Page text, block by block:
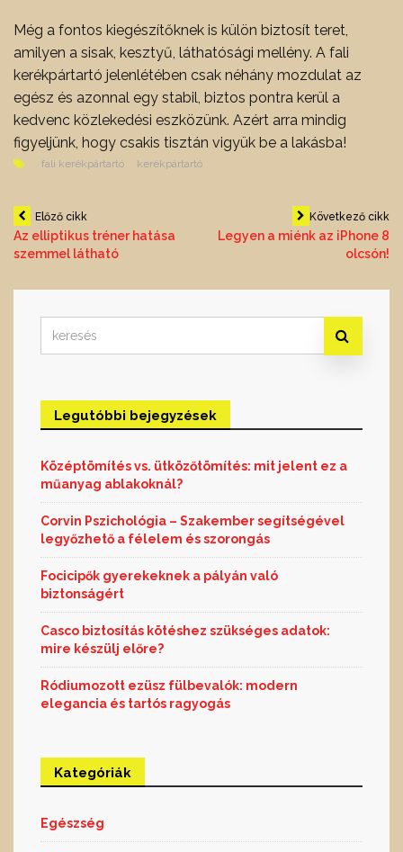
Még a fontos kiegészítőknek is külön biztosít teret,
amilyen a sisak, kesztyű, láthatósági mellény. A fali
kerékpártartó jelenlétében csak néhány mozdulat az
egész és azonnal egy stabil, biztos pontra kerül a
kedvenc közlekedési eszközünk. Azért arra mindig
figyeljünk, hogy csakis tisztán vigyük be a lakásba!
fali kerékpártartó kerékpártartó
Bejegyzés
navigáció
Előző cikk
Az elliptikus tréner hatása
szemmel látható
Következő cikk
Legyen a miénk az iPhone 8
olcsón!
for:
Legutóbbi bejegyzések
Középtömítés vs. ütközőtömítés: mit jelent ez a
műanyag ablakoknál?
Corvin Pszichológia – Szakember segítségével
legyőzhető a félelem és szorongás
Focicipők gyerekeknek a pályán való
biztonságért
Casco biztosítás kötéshez szükséges adatok:
mire készülj előre?
Ródiumozott ezüsz fülbevalók: modern
elegancia és tartós ragyogás
Kategóriák
Egészség